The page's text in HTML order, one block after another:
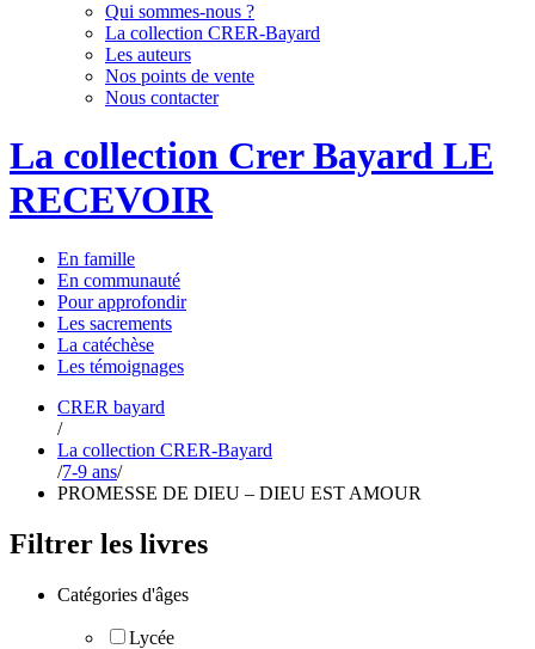
Qui sommes-nous ?
La collection CRER-Bayard
Les auteurs
Nos points de vente
Nous contacter
La collection Crer Bayard LE
RECEVOIR
En famille
En communauté
Pourapprofondir
Les sacrements
La catéchèse
Les témoignages
CRER bayard
/
La collection CRER-Bayard
/7-9 ans/
PROMESSE DE DIEU – DIEU EST AMOUR
Filtrer les livres
Catégories d'âges
Lycée